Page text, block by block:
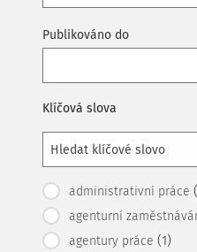
Publikováno do
Klíčová slova
administrativní práce
agenturní
agentury práce (1)